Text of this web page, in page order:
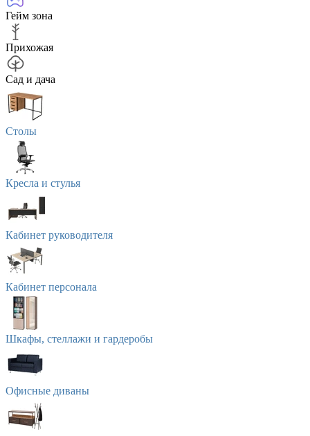
Гейм зона
Прихожая
Сад и дача
Столы
Кресла и стулья
Кабинет руководителя
Кабинет персонала
Шкафы, стеллажи и гардеробы
Офисные диваны